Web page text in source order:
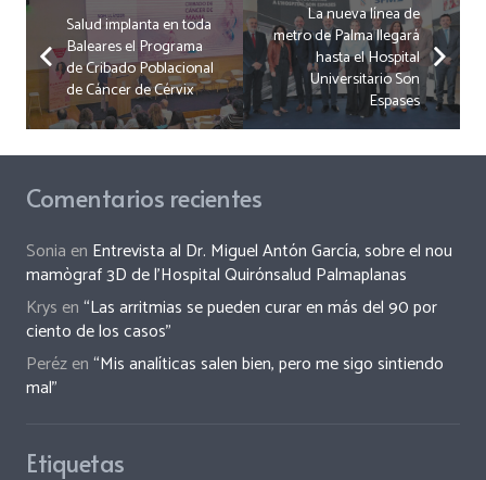
Salud implanta en toda
Baleares el Programa
de Cribado Poblacional
de Cáncer de Cérvix
La nueva línea de
metro de Palma llegará
hasta el Hospital
Universitario Son
Espases
Comentarios recientes
Sonia en Entrevista al Dr. Miguel Antón García, sobre el nou
mamògraf 3D de l’Hospital Quirónsalud Palmaplanas
Krys en“Las arritmias se pueden curar en más del 90 por
ciento de los casos”
Perézen“Mis analíticas salen bien, pero me sigo sintiendo
mal”
Etiquetas